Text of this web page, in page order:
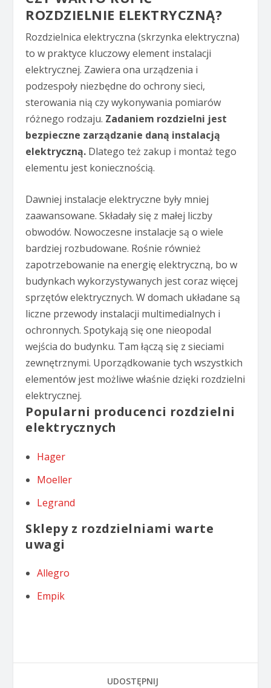
ROZDZIELNIE ELEKTRYCZNĄ?
Rozdzielnica elektryczna (skrzynka elektryczna)
to w praktyce kluczowy element instalacji
elektrycznej. Zawiera ona urządzenia i
podzespoły niezbędne do ochrony sieci,
sterowania nią czy wykonywania pomiarów
różnego rodzaju. Zadaniem rozdzielni jest
bezpieczne zarządzanie daną instalacją
elektryczną. Dlatego też zakup i montaż tego
elementu jest koniecznością.
Dawniej instalacje elektryczne były mniej
zaawansowane. Składały się z małej liczby
obwodów. Nowoczesne instalacje są o wiele
bardziej rozbudowane. Rośnie również
zapotrzebowanie na energię elektryczną, bo w
budynkach wykorzystywanych jest coraz więcej
sprzętów elektrycznych. W domach układane są
liczne przewody instalacji multimedialnych i
ochronnych. Spotykają się one nieopodal
wejścia do budynku. Tam łączą się z sieciami
zewnętrznymi. Uporządkowanie tych wszystkich
elementów jest możliwe właśnie dzięki rozdzielni
elektrycznej.
Popularni producenci rozdzielni
elektrycznych
Hager
Moeller
Legrand
Sklepy z rozdzielniami warte
uwagi
Allegro
Empik
UDOSTĘPNIJ